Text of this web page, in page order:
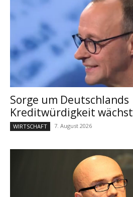
Sorge um Deutschlands
Kreditwürdigkeit wächst
WIRTSCHAFT 7. August 2026